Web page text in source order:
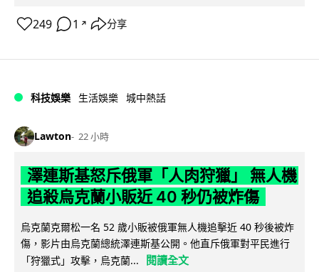
249 1 ↗ 分享
科技娛樂 生活娛樂 城中熱話
Lawton 22 小時
澤連斯基怒斥俄軍「人肉狩獵」 無人機
追殺烏克蘭小販近 40 秒仍被炸傷
烏克蘭克爾松一名 52 歲小販被俄軍無人機追擊近 40 秒後被炸
傷，影片由烏克蘭總統澤連斯基公開。他直斥俄軍對平民進行
「狩獵式」攻擊，烏克蘭...
閱讀全文